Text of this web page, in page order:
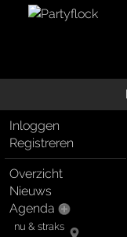
Inloggen
Registreren
Overzicht
Nieuws
Agenda
nu & straks